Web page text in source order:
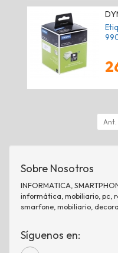
Ant.
Sobre Nosotros
INFORMATICA,
informática, mobiliario, pc,
smarfone, mobiliario,
Síguenos en: